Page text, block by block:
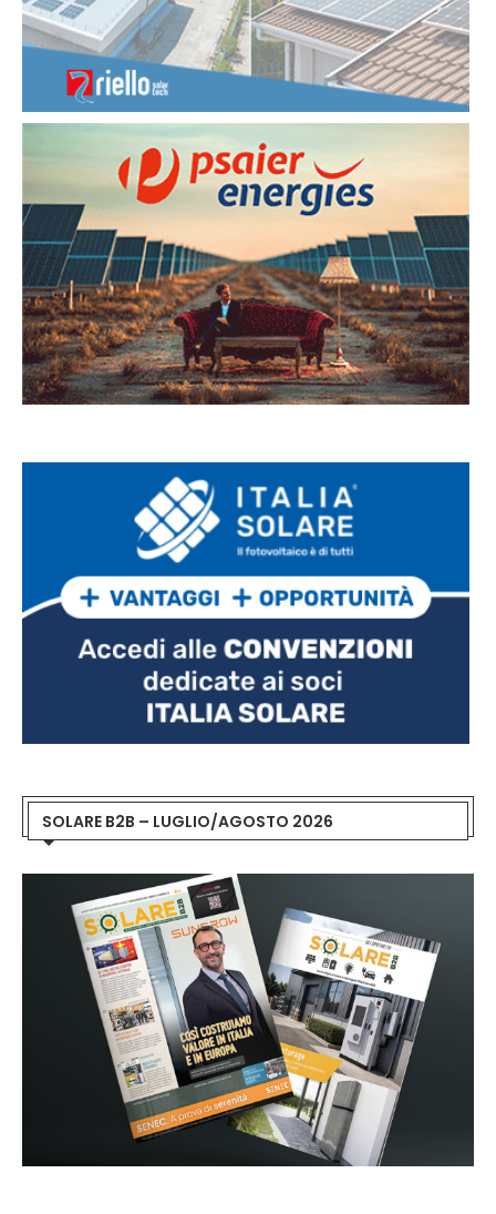
SOLARE B2B – LUGLIO/AGOSTO 2026